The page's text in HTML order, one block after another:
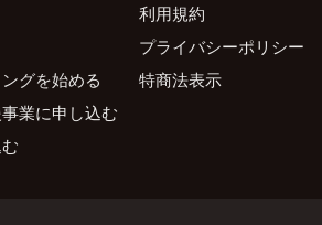
グを始める
業に申し込む
利用規約
プライバシーポリシー
特商法表示